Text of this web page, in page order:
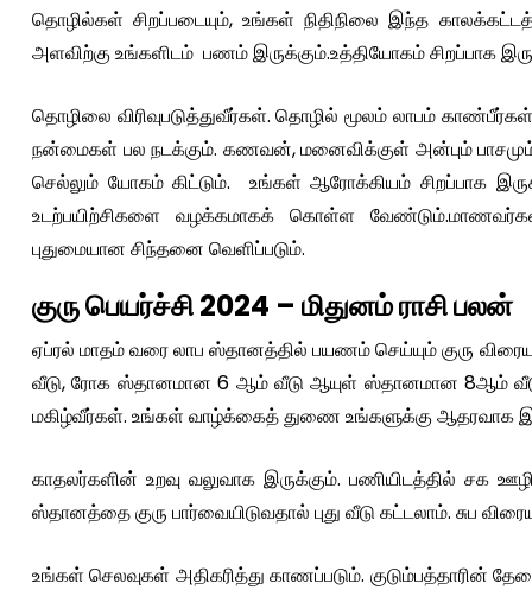
தொழில்கள் சிறப்படையும், உங்கள் நிதிநிலை இந்த
அளவிற்கு உங்களிடம் பணம் இருக்கும்.உத்தியோகம் சிறப்பாக
தொழிலை விரிவுபடுத்துவீர்கள். தொழில் மூலம் லாபம் காண்பீர்கள்
நன்மைகள் பல நடக்கும். கணவன், மனைவிக்குள் அன்பும் பாசமும்
செல்லும் யோகம் கிட்டும். உங்கள் ஆரோக்கியம் சிறப்பாக
உடற்பயிற்சிகளை வழக்கமாகக் கொள்ள
புதுமையான சிந்தனை வெளிப்படும்.
குரு பெயர்ச்சி 2024 – மிதுனம் ராசி பலன்
ஏப்ரல் மாதம் வரை லாப ஸ்தானத்தில் பயணம் செய்யும் குரு
வீடு, ரோக ஸ்தானமான 6 ஆம் வீடு ஆயுள் ஸ்தானமான 8ஆம் வீடு
மகிழ்வீர்கள். உங்கள் வாழ்க்கைத் துணை உங்களுக்கு ஆதரவாக
காதலர்களின் உறவு வலுவாக இருக்கும். பணியிடத்தில் சக
ஸ்தானத்தை குரு பார்வையிடுவதால் புது வீடு கட்டலாம். சுப
உங்கள் செலவுகள் அதிகரித்து காணப்படும்.